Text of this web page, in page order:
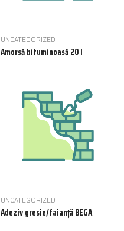
UNCATEGORIZED
Amorsă bituminoasă 20 l
UNCATEGORIZED
Adeziv gresie/faianță BEGA